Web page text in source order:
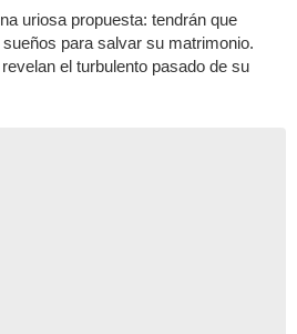
uriosa propuesta: tendrán que
para salvar su matrimonio.
el turbulento pasado de su